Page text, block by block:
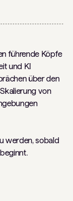
führende Köpfe
und KI
über den
von
werden, sobald